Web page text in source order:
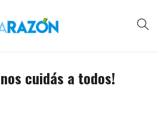
cuidás a todos!